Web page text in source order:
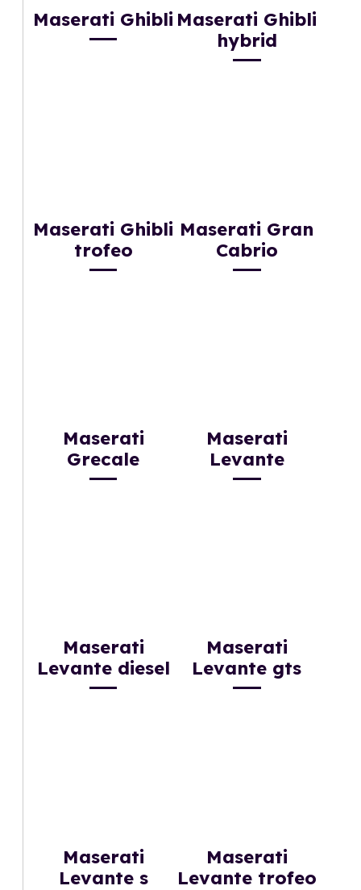
Maserati Ghibli Maserati Ghibli
hybrid
Maserati Ghibli
trofeo
Maserati Gran
Cabrio
Maserati
Grecale
Maserati
Levante
Maserati
Levante diesel
Maserati
Levante gts
Maserati
Levante s
Maserati
Levante trofeo